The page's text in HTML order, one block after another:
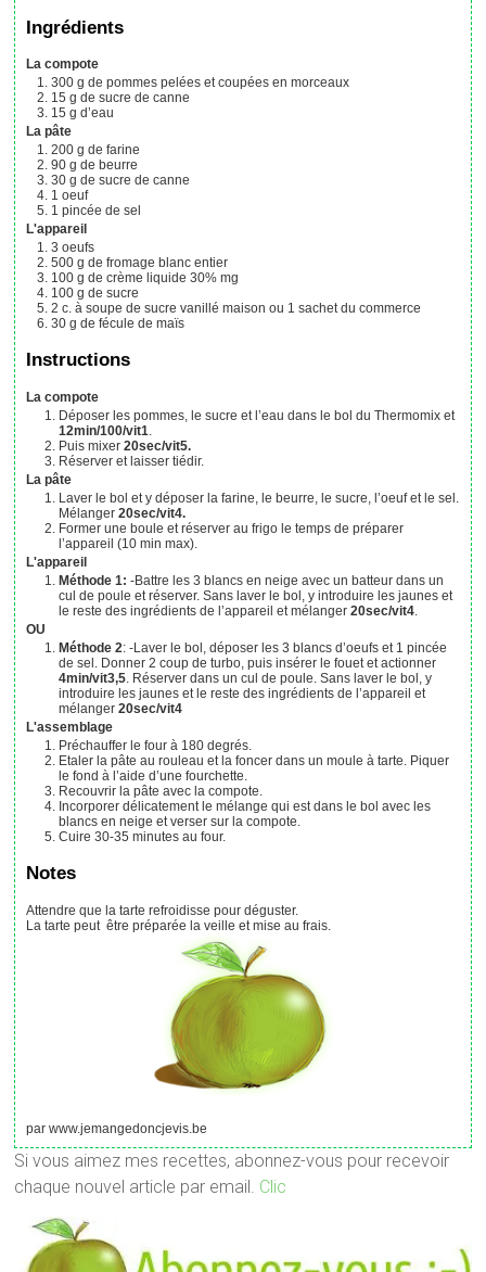
Ingrédients
La compote
300 g de pommes pelées et coupées en morceaux
15 g de sucre de canne
15 g d’eau
La pâte
200 g de farine
90 g de beurre
30 g de sucre de canne
1 oeuf
1 pincée de sel
L'appareil
3 oeufs
500 g de fromage blanc entier
100 g de crème liquide 30% mg
100 g de sucre
2 c. à soupe de sucre vanillé maison ou 1 sachet du commerce
30 g de fécule de maïs
Instructions
La compote
Déposer les pommes, le sucre et l’eau dans le bol du Thermomix et
12min/100/vit1.
Puis mixer20sec/vit5.
Réserver et laisser tiédir.
La pâte
Laver le bol et y déposer la farine, le beurre, le sucre, l’oeuf et le sel.
Mélanger20sec/vit4.
Former une boule et réserver au frigo le temps de préparer
l’appareil (10 min max).
L'appareil
Méthode 1: -Battre les 3 blancs en neige avec un batteur dans un
cul de poule et réserver. Sans laver le bol, y introduire les jaunes et
le reste des ingrédients de l’appareil et mélanger20sec/vit4.
OU
Méthode 2: -Laver le bol, déposer les 3 blancs d’oeufs et 1 pincée
de sel. Donner 2 coup de turbo, puis insérer le fouet et actionner
4min/vit3,5. Réserver dans un cul de poule. Sans laver le bol, y
introduire les jaunes et le reste des ingrédients de l’appareil et
mélanger20sec/vit4
L'assemblage
Préchauffer le four à 180 degrés.
Etaler la pâte au rouleau et la foncer dans un moule à tarte. Piquer
le fond à l’aide d’une fourchette.
Recouvrir la pâte avec la compote.
Incorporer délicatement le mélange qui est dans le bol avec les
blancs en neige et verser sur la compote.
Cuire 30-35 minutes au four.
Notes
Attendre que la tarte refroidisse pour déguster.
La tarte peut être préparée la veille et mise au frais.
par www.jemangedoncjevis.be
Si vous aimez mes recettes, abonnez-vous pour recevoir
chaque nouvel article par email. Clic